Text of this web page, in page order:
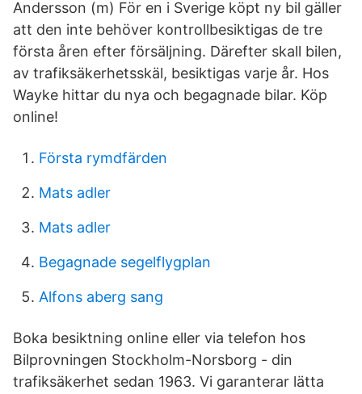
Andersson (m) För en i Sverige köpt ny bil gäller
att den inte behöver kontrollbesiktigas de tre
första åren efter försäljning. Därefter skall bilen,
av trafiksäkerhetsskäl, besiktigas varje år. Hos
Wayke hittar du nya och begagnade bilar. Köp
online!
Första rymdfärden
Mats adler
Mats adler
Begagnade segelflygplan
Alfons aberg sang
Boka besiktning online eller via telefon hos
Bilprovningen Stockholm-Norsborg - din
trafiksäkerhet sedan 1963. Vi garanterar lätta